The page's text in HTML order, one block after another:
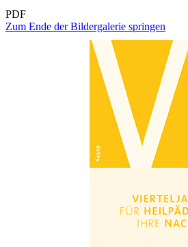
PDF
Zum Ende der Bildergalerie springen